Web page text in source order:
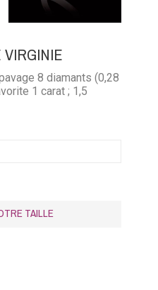
VIRGINIE
8 diamants (0,28
1 carat ; 1,5
TAILLE